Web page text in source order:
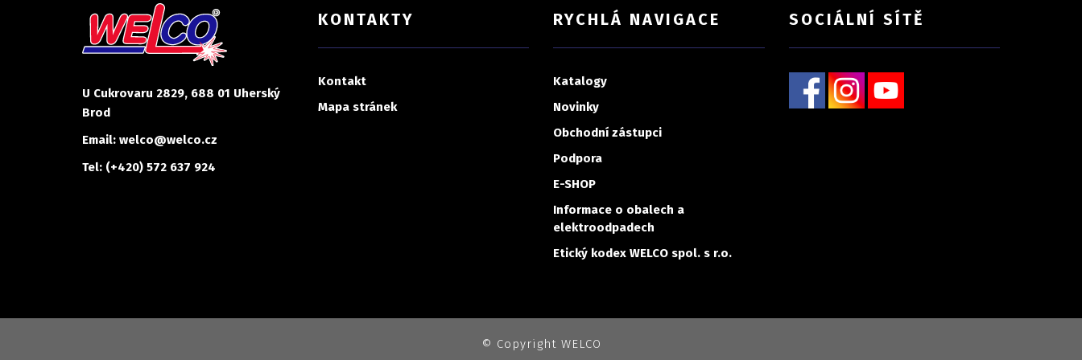
U Cukrovaru 2829, 688 01 Uherský
Brod
Email: welco@welco.cz
Tel: (+420) 572 637 924
KONTAKTY
Kontakt
Mapa stránek
RYCHLÁ NAVIGACE
Katalogy
Novinky
Obchodní zástupci
Podpora
E-SHOP
Informace o obalech a
elektroodpadech
Etický kodex WELCO spol. s r.o.
SOCIÁLNÍ SÍTĚ
© Copyright WELCO